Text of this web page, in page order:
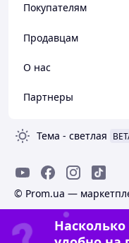
Покупателям
Продавцам
О нас
Партнеры
Тема - светлая
© Prom.ua —
Насколько